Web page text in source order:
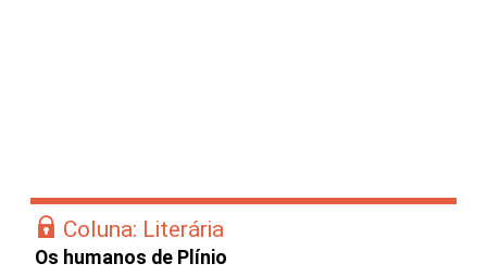
Coluna: Literária
Os humanos de Plínio